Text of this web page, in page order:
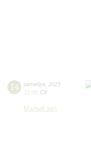
14 октября 2023
15:00 Сб
Малый зал